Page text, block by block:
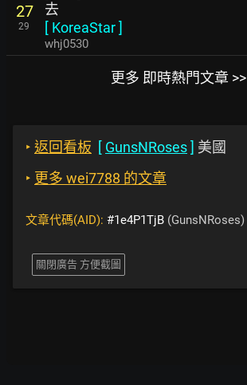
27
29
去
[ KoreaStar]
whj0530
更多 即時熱門文章 >>
‣ 返回看板 [ GunsNRoses] 美國
‣ 更多 wei7788 的文章
文章代碼(AID): #1e4P1TjB (GunsNRoses)
關閉廣告 方便截圖